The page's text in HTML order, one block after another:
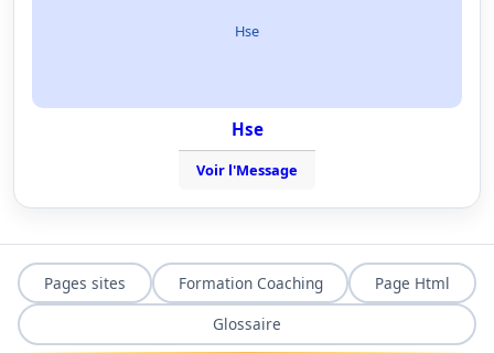
Hse
Hse
Voir l'Message
Pages sites Formation Coaching
Page Html
Glossaire